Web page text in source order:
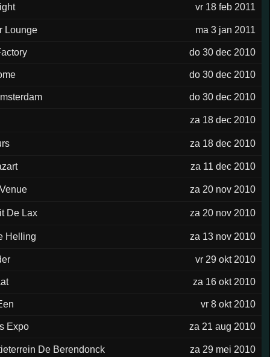
vr 18 feb 2011
Lounge ma 3 jan 2011
do 30 dec 2010
do 30 dec 2010
do 30 dec 2010
za 18 dec 2010
za 18 dec 2010
za 11 dec 2010
za 20 nov 2010
De Lax za 20 nov 2010
Helling za 13 nov 2010
vr 29 okt 2010
za 16 okt 2010
vr 8 okt 2010
Expo za 21 aug 2010
De Berendonck za 29 mei 2010